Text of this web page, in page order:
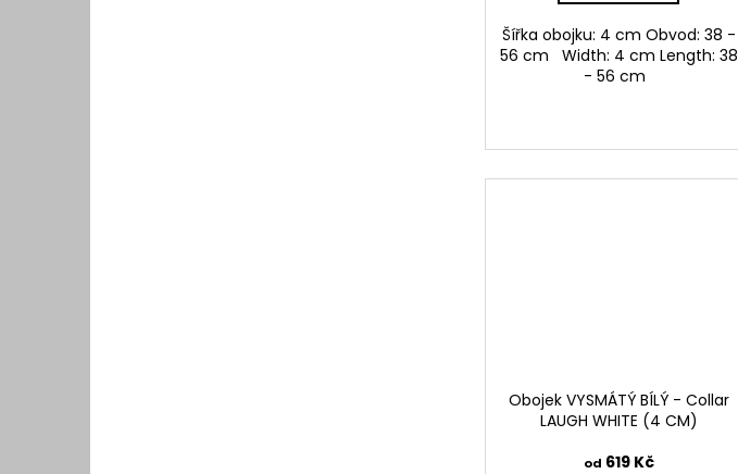
Šířka obojku: 4 cm Obvod: 38 -
56 cm Width: 4 cm Length: 38
- 56 cm
Obojek VYSMÁTÝ BÍLÝ - Collar
LAUGH WHITE (4 CM)
od 619 Kč